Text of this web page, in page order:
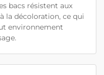
bacs résistent aux
la décoloration, ce qui
environnement